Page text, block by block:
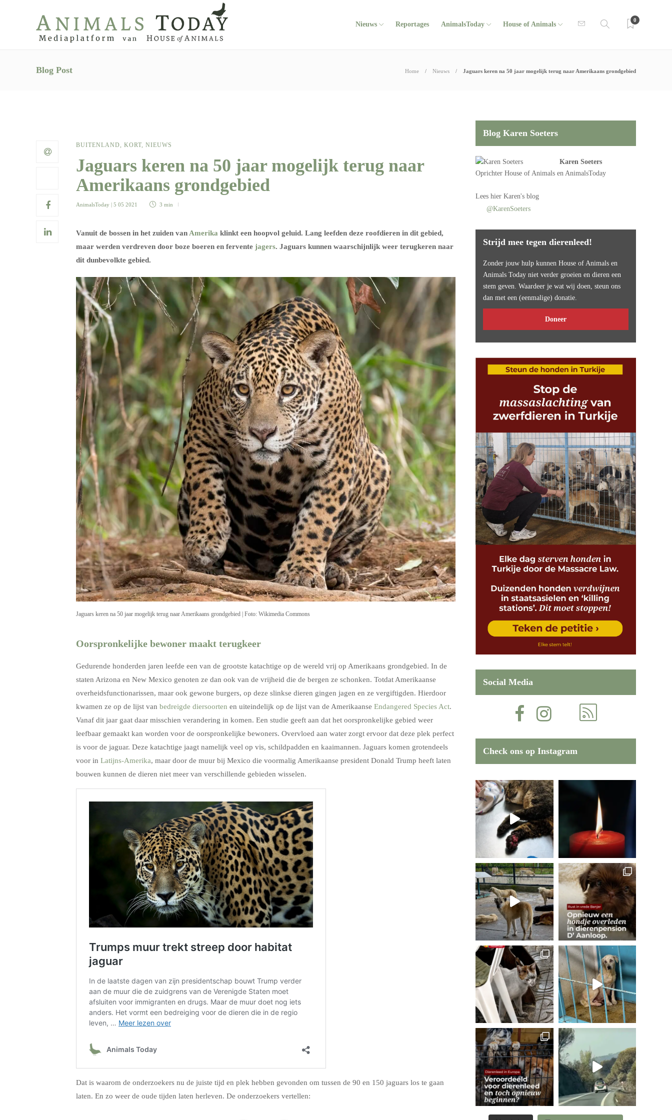
Nieuws Reportages AnimalsToday House of Animals
0
Blog Post Home Nieuws Jaguars keren na 50 jaar mogelijk terug naar Amerikaans grondgebied
BUITENLAND, KORT, NIEUWS
Jaguars keren na 50 jaar mogelijk terug naar
Amerikaans grondgebied
AnimalsToday | 5 05 2021 3 min
Vanuit de bossen in het zuiden van Amerika klinkt een hoopvol geluid. Lang leefden deze roofdieren in dit gebied,
maar werden verdreven door boze boeren en fervente jagers. Jaguars kunnen waarschijnlijk weer terugkeren naar
dit dunbevolkte gebied.
Jaguars keren na 50 jaar mogelijk terug naar Amerikaans grondgebied | Foto: Wikimedia Commons
Oorspronkelijke bewoner maakt terugkeer
Gedurende honderden jaren leefde een van de grootste katachtige op de wereld vrij op Amerikaans grondgebied. In de
staten Arizona en New Mexico genoten ze dan ook van de vrijheid die de bergen ze schonken. Totdat Amerikaanse
overheidsfunctionarissen, maar ook gewone burgers, op deze slinkse dieren gingen jagen en ze vergiftigden. Hierdoor
kwamen ze op de lijst van bedreigde diersoorten en uiteindelijk op de lijst van de Amerikaanse Endangered Species Act.
Vanaf dit jaar gaat daar misschien verandering in komen. Een studie geeft aan dat het oorspronkelijke gebied weer
leefbaar gemaakt kan worden voor de oorspronkelijke bewoners. Overvloed aan water zorgt ervoor dat deze plek perfect
is voor de jaguar. Deze katachtige jaagt namelijk veel op vis, schildpadden en kaaimannen. Jaguars komen grotendeels
voor in Latijns-Amerika, maar door de muur bij Mexico die voormalig Amerikaanse president Donald Trump heeft laten
bouwen kunnen de dieren niet meer van verschillende gebieden wisselen.
Dat is waarom de onderzoekers nu de juiste tijd en plek hebben gevonden om tussen de 90 en 150 jaguars los te gaan
laten. En zo weer de oude tijden laten herleven. De onderzoekers vertellen:
Blog Karen Soeters
Karen Soeters
OprichterHouse of Animals en AnimalsToday
Leeshier Karen's blog
@KarenSoeters
Strijd mee tegen dierenleed!
Zonder jouw hulp kunnen House of Animals en
Animals Today niet verder groeien en dieren een
stem geven. Waardeer je wat wij doen, steun ons
dan met een (eenmalige) donatie.
Doneer
Social Media
Check ons op Instagram